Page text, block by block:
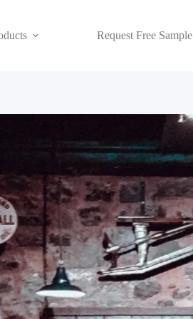
Request Free Sample